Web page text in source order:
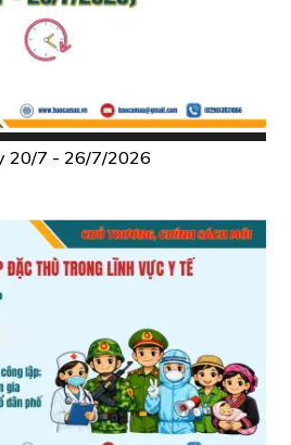
20/7 - 26/7/2026